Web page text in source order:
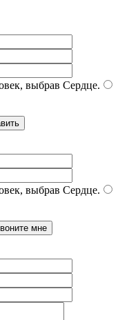
выбрав Сердце.
выбрав Сердце.